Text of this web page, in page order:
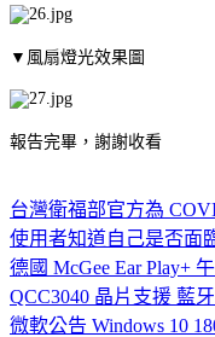
▼風扇燈光效果圖
報告完畢，謝謝收看
台灣衛福部官方為
使用者知道自己是否面
德國 McGee Ear Play+
QCC3040 晶片支援 藍
微軟公告 Windows 10